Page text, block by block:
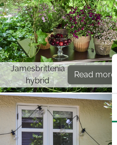
Jamesbrittenia
hybrid
Read more